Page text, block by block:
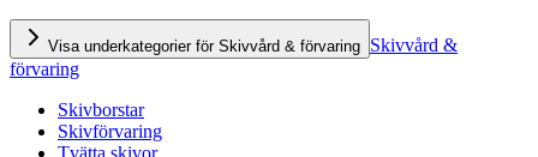
Visa underkategorier för Skivvård & förvaring Skivvård &
förvaring
Skivborstar
Skivförvaring
Tvätta skivor